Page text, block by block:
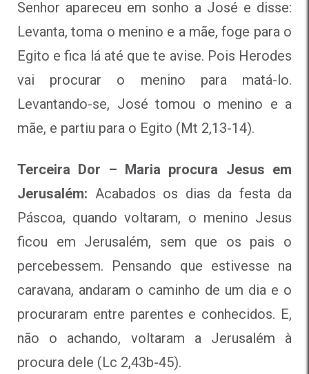
Senhor apareceu em sonho a José e disse:
Levanta, toma o menino e a mãe, foge para o
Egito e fica lá até que te avise. Pois Herodes
vai procurar o menino para matá-lo.
Levantando-se, José tomou o menino e a
mãe, e partiu para o Egito (Mt 2,13-14).
Terceira Dor – Maria procura Jesus em
Jerusalém: Acabados os dias da festa da
Páscoa, quando voltaram, o menino Jesus
ficou em Jerusalém, sem que os pais o
percebessem. Pensando que estivesse na
caravana, andaram o caminho de um dia e o
procuraram entre parentes e conhecidos. E,
não o achando, voltaram a Jerusalém à
procura dele (Lc 2,43b-45).